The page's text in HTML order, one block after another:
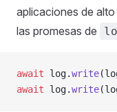
aplicaciones de
las promesas de
await log.write
await log.write